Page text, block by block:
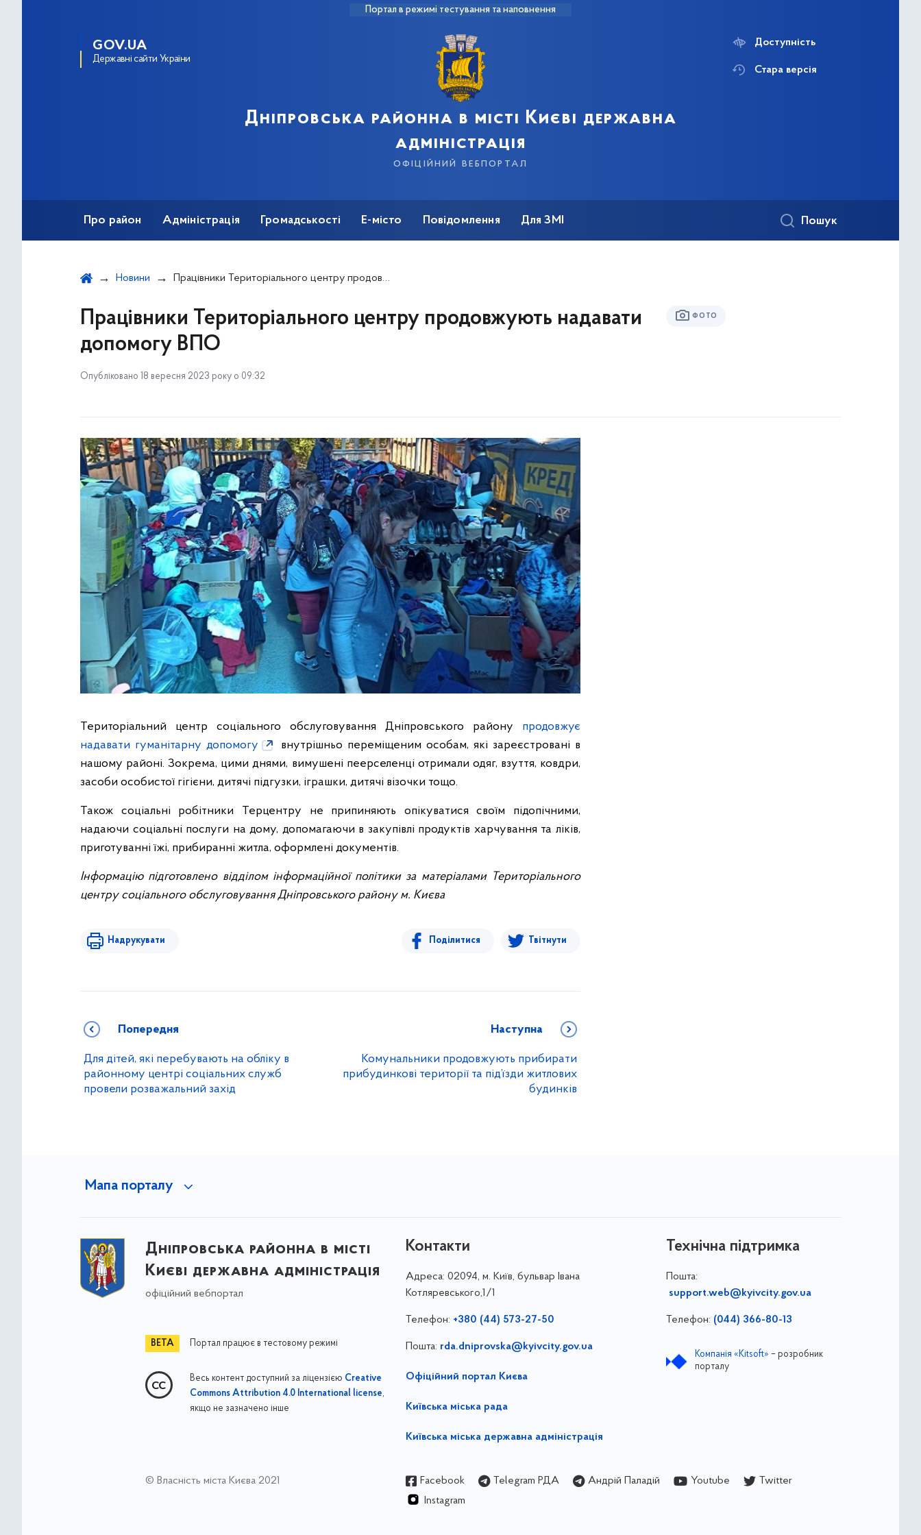
Портал в режимі тестування та наповнення
GOV.UA
Державні сайти України
Дніпровська районна в місті Києві державна
адміністрація
офіційний вебпортал
Доступність
Стара версія
Про район Адміністрація Громадськості Е-місто Повідомлення Для ЗМІ Пошук
Новини Працівники Територіального центру продовжують надавати допомогу ВПО
Працівники Територіального центру продовжують надавати
допомогу ВПО
Опубліковано 18 вересня 2023 року о 09:32
ФОТО
Територіальний центр соціального обслуговування Дніпровського району продовжує
надавати гуманітарну допомогу
внутрішньо переміщеним особам, які зареєстровані в
нашому районі. Зокрема, цими днями, вимушені пеерселенці отримали одяг, взуття, ковдри,
засоби особистої гігієни, дитячі підгузки, іграшки, дитячі візочки тощо.
Також соціальні робітники Терцентру не припиняють опікуватися своїм підопічними,
надаючи соціальні послуги на дому, допомагаючи в закупівлі продуктів харчування та ліків,
приготуванні їжі, прибиранні житла, оформлені документів.
Інформацію підготовлено відділом інформаційної політики за матеріалами Територіального
центру соціального обслуговування Дніпровського району м. Києва
Надрукувати Поділитися Твітнути
Попередня
Для дітей, які перебувають на обліку в
районному центрі соціальних служб
провели розважальний захід
Наступна
Комунальники продовжують прибирати
прибудинкові території та під’їзди житлових
будинків
Мапа порталу
Дніпровська районна в місті
Києві державна адміністрація
офіційний вебпортал
Портал працює в тестовому режимі
Весь контент доступний за ліцензією Creative
Commons Attribution 4.0 International license,
якщо не зазначено інше
Контакти
Адреса: 02094, м. Київ, бульвар Івана
Котляревського,1/1
Телефон: +380 (44) 573-27-50
Пошта: rda.dniprovska@kyivcity.gov.ua
Офіційний портал Києва
Київська міська рада
Київська міська державна адміністрація
Технічна підтримка
Пошта:
support.web@kyivcity.gov.ua
Телефон: (044) 366-80-13
Компанія «Kitsoft» – розробник
порталу
© Власність міста Києва 2021 Facebook Telegram РДА Андрій Паладій Youtube
Twitter
Instagram